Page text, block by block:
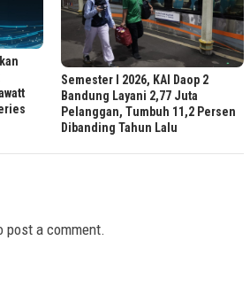
Semester I 2026, KAI Daop 2
Bandung Layani 2,77 Juta
Pelanggan, Tumbuh 11,2 Persen
Dibanding Tahun Lalu
post a comment.